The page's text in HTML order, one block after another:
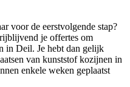
voor de eerstvolgende stap?
je offertes om
in Deil. Je hebt dan gelijk
van kunststof kozijnen in
enkele weken geplaatst